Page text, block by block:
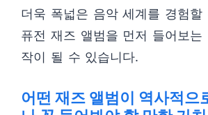
더욱 폭넓은 음악 세계를 경험할
퓨전 재즈 앨범을 먼저 들어보는
작이 될 수 있습니다.
어떤 재즈 앨범이 역사적으